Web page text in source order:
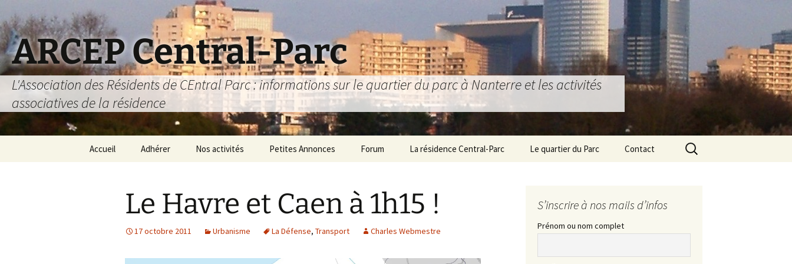
au
contenu
ARCEP Central-Parc
L'Association des Résidents de CEntral Parc : informations sur le quartier du parc à Nanterre et les activités
associatives de la résidence
Accueil Adhérer
Adhérer
S’abonner au site
Nos activités
Prêt de matériel
Carte METRO
Petites Annonces Forum La résidence Central-Parc
Le Livret d’Accueil
L’association des
résidents
Le quartier du Parc
La Défense & Seine-
Arche
Le Grand Paris Express
Contact
Rechercher :
Le Havre et Caen à 1h15 !
17 octobre 2011 Urbanisme La Défense, Transport Charles Webmestre
S’inscrire à nos mails d’infos
Prénom ou nom complet